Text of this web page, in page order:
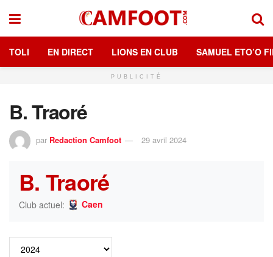
TOLI EN DIRECT LIONS EN CLUB SAMUEL ETO’O
PUBLICITÉ
B. Traoré
par Redaction Camfoot 29 avril 2024
B. Traoré
Club actuel: Caen